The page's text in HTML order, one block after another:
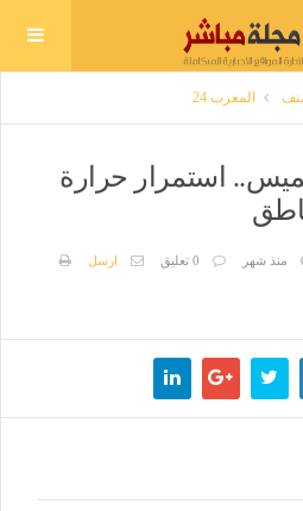
المغرب 24
استمرار حرارة
منذ شهر 0 تعليق
ارسل